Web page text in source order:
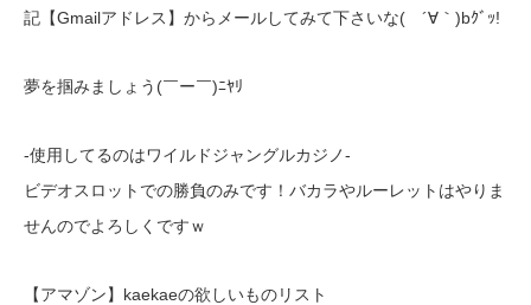
記【Gmailアドレス】からメールしてみて下さいな( ´∀｀)bｸﾞｯ!
夢を掴みましょう(￣ー￣)ﾆﾔﾘ
-使用してるのはワイルドジャングルカジノ-
ビデオスロットでの勝負のみです！バカラやルーレットはやりま
せんのでよろしくですｗ
【アマゾン】kaekaeの欲しいものリスト